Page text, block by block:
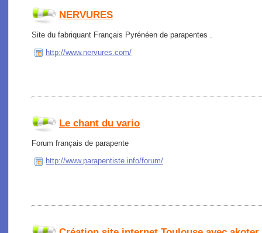
NERVURES
Site du fabriquant Français Pyrénéen de parapentes .
http://www.nervures.com/
Le chant du vario
Forum français de parapente
http://www.parapentiste.info/forum/